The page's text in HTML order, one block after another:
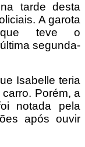
tarde desta
A garota
teve o
segunda-
Isabelle teria
Porém, a
notada pela
após ouvir